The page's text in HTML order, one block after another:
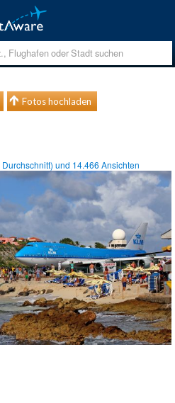
Fotos hochladen
Durchschnitt) und 14.466 Ansichten